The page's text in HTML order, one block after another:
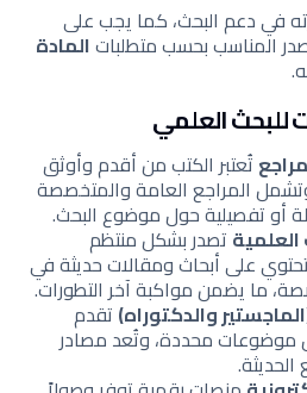
في دعم البحث، كما يجب على
المناسب بحسب متطلباتالمادة
للبحث العلمي
تُعتبر الكتب من أقدم وأوثق
المراجع العامة والمتخصصة
أو تفصيلية حول موضوع البحث.
تصدر بشكل منتظم
على أبحاث ومقالات حديثة في
ما يضمن مواكبة آخر التطورات.
والدكتوراه)تقدم
محددة، وتُعد مصادر